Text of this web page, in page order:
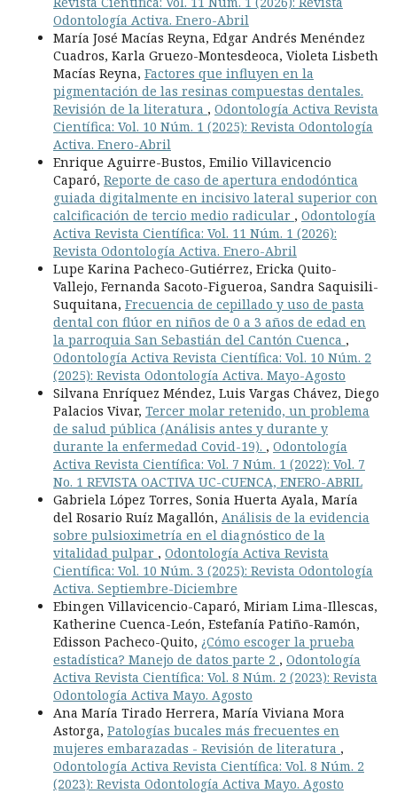
Odontología Activa. Enero-Abril
María José Macías Reyna, Edgar Andrés Menéndez
Cuadros, Karla Gruezo-Montesdeoca, Violeta Lisbeth
Macías Reyna, Factores que influyen en la
pigmentación de las resinas compuestas dentales.
Revisión de la literatura , Odontología Activa Revista
Científica: Vol. 10 Núm. 1 (2025): Revista Odontología
Activa. Enero-Abril
Enrique Aguirre-Bustos, Emilio Villavicencio
Caparó, Reporte de caso de apertura endodóntica
guiada digitalmente en incisivo lateral superior con
calcificación de tercio medio radicular , Odontología
Activa Revista Científica: Vol. 11 Núm. 1 (2026):
Revista Odontología Activa. Enero-Abril
Lupe Karina Pacheco-Gutiérrez, Ericka Quito-
Vallejo, Fernanda Sacoto-Figueroa, Sandra Saquisili-
Suquitana, Frecuencia de cepillado y uso de pasta
dental con flúor en niños de 0 a 3 años de edad en
la parroquia San Sebastián del Cantón Cuenca ,
Odontología Activa Revista Científica: Vol. 10 Núm. 2
(2025): Revista Odontología Activa. Mayo-Agosto
Silvana Enríquez Méndez, Luis Vargas Chávez, Diego
Palacios Vivar, Tercer molar retenido, un problema
de salud pública (Análisis antes y durante y
durante la enfermedad Covid-19). , Odontología
Activa Revista Científica: Vol. 7 Núm. 1 (2022): Vol. 7
No. 1 REVISTA OACTIVA UC-CUENCA, ENERO-ABRIL
Gabriela López Torres, Sonia Huerta Ayala, María
del Rosario Ruíz Magallón, Análisis de la evidencia
sobre pulsioximetría en el diagnóstico de la
vitalidad pulpar , Odontología Activa Revista
Científica: Vol. 10 Núm. 3 (2025): Revista Odontología
Activa. Septiembre-Diciembre
Ebingen Villavicencio-Caparó, Miriam Lima-Illescas,
Katherine Cuenca-León, Estefanía Patiño-Ramón,
Edisson Pacheco-Quito, ¿Cómo escoger la prueba
estadística? Manejo de datos parte 2 , Odontología
Activa Revista Científica: Vol. 8 Núm. 2 (2023): Revista
Odontología Activa Mayo. Agosto
Ana María Tirado Herrera, María Viviana Mora
Astorga, Patologías bucales más frecuentes en
mujeres embarazadas - Revisión de literatura ,
Odontología Activa Revista Científica: Vol. 8 Núm. 2
(2023): Revista Odontología Activa Mayo. Agosto